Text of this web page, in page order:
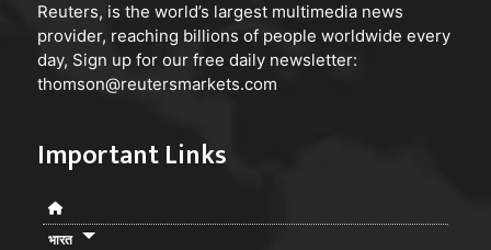
Reuters, is the world’s largest multimedia news
provider, reaching billions of people worldwide every
day, Sign up for our free daily newsletter:
thomson@reutersmarkets.com
Important Links
भारत